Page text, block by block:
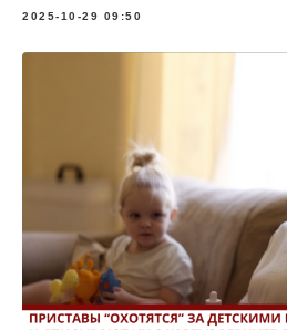
2025-10-29 09:50